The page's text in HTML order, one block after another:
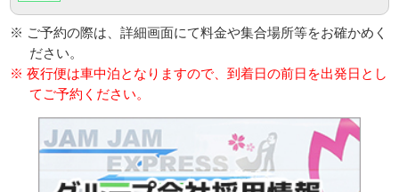
※ ご予約の際は、詳細画面にて料金や集合場所等をお確かめく
ださい。
※ 夜行便は車中泊となりますので、到着日の前日を出発日とし
てご予約ください。